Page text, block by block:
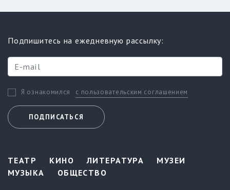
Подпишитесь на ежедневную рассылку:
Я ознакомился с пользовательским соглашением
ПОДПИСАТЬСЯ
ТЕАТР КИНО ЛИТЕРАТУРА
МУЗЕИ
МУЗЫКА
ОБЩЕСТВО